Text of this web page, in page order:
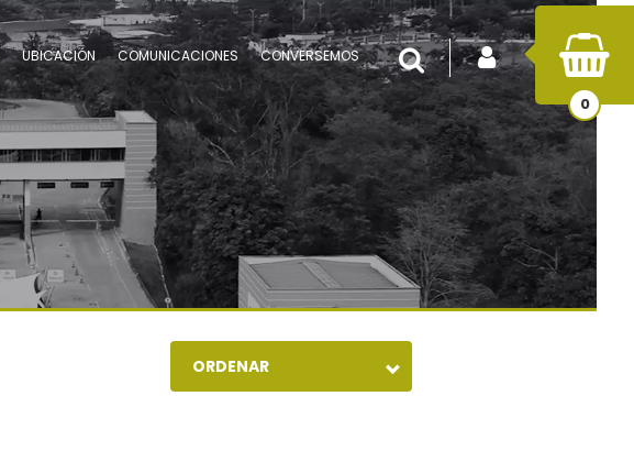
UBICACIÓN COMUNICACIONES CONVERSEMOS INICIAR SESIÓN
Buscar
0
ORDENAR